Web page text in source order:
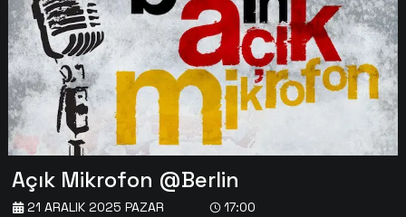
Açık Mikrofon @Berlin
21 ARALIK 2025 PAZAR 17:00